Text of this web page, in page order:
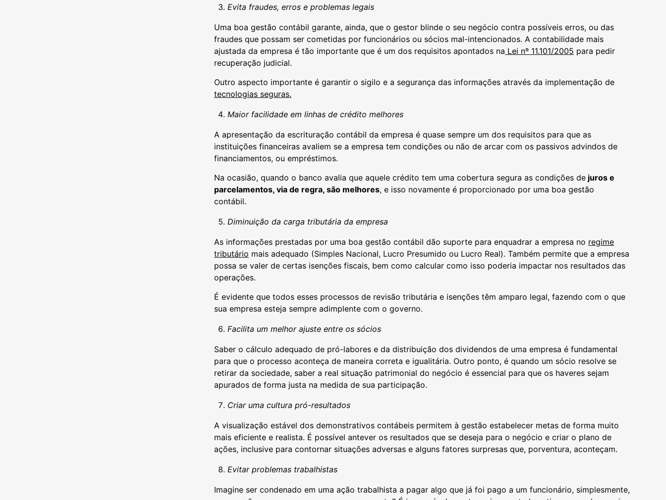
Evita fraudes, erros e problemas legais
Uma boa gestão contábil garante, ainda, que o gestor blinde o seu negócio contra possíveis erros, ou das
fraudes que possam ser cometidas por funcionários ou sócios mal-intencionados. A contabilidade mais
ajustada da empresa é tão importante que é um dos requisitos apontados na Lei nº 11.101/2005 para pedir
recuperação judicial.
Outro aspecto importante é garantir o sigilo e a segurança das informações através da implementação de
tecnologias seguras.
Maior facilidade em linhas de crédito melhores
A apresentação da escrituração contábil da empresa é quase sempre um dos requisitos para que as
instituições financeiras avaliem se a empresa tem condições ou não de arcar com os passivos advindos de
financiamentos, ou empréstimos.
Na ocasião, quando o banco avalia que aquele crédito tem uma cobertura segura as condições de juros e
parcelamentos, via de regra, são melhores, e isso novamente é proporcionado por uma boa gestão
contábil.
Diminuição da carga tributária da empresa
As informações prestadas por uma boa gestão contábil dão suporte para enquadrar a empresa no regime
tributário mais adequado (Simples Nacional, Lucro Presumido ou Lucro Real). Também permite que a empresa
possa se valer de certas isenções fiscais, bem como calcular como isso poderia impactar nos resultados das
operações.
É evidente que todos esses processos de revisão tributária e isenções têm amparo legal, fazendo com o que
sua empresa esteja sempre adimplente com o governo.
Facilita um melhor ajuste entre os sócios
Saber o cálculo adequado de pró-labores e da distribuição dos dividendos de uma empresa é fundamental
para que o processo aconteça de maneira correta e igualitária. Outro ponto, é quando um sócio resolve se
retirar da sociedade, saber a real situação patrimonial do negócio é essencial para que os haveres sejam
apurados de forma justa na medida de sua participação.
Criar uma cultura pró-resultados
A visualização estável dos demonstrativos contábeis permitem à gestão estabelecer metas de forma muito
mais eficiente e realista. É possível antever os resultados que se deseja para o negócio e criar o plano de
ações, inclusive para contornar situações adversas e alguns fatores surpresas que, porventura, aconteçam.
Evitar problemas trabalhistas
Imagine ser condenado em uma ação trabalhista a pagar algo que já foi pago a um funcionário, simplesmente,